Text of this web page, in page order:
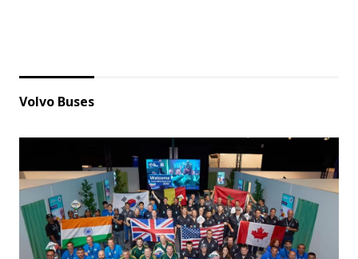
Volvo Buses